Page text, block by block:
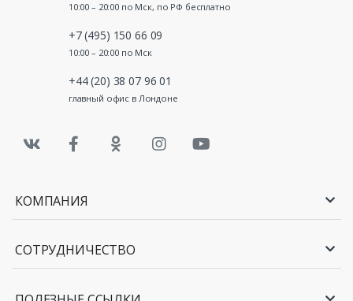
10:00 – 20:00 по Мск, по РФ бесплатно
+7 (495) 150 66 09
10:00 – 20:00 по Мск
+44 (20) 38 07 96 01
главный офис в Лондоне
КОМПАНИЯ
СОТРУДНИЧЕСТВО